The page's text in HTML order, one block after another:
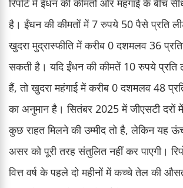
है। ईंधन की कीमतों में 7 रुपये 50 पैसे प्रति
खुदरा मुद्रास्फीति में करीब 0 दशमलव 36
सकती है। यदि ईंधन की कीमतें 10 रुपये प्रति
हैं, तो खुदरा महंगाई में करीब 0 दशमलव 48
का अनुमान है। सितंबर 2025 में जीएसटी दरों
कुछ राहत मिलने की उम्मीद तो है, लेकिन यह
असर को पूरी तरह संतुलित नहीं कर पाएगी।
वित्त वर्ष के पहले दो महीनों में कच्चे तेल की